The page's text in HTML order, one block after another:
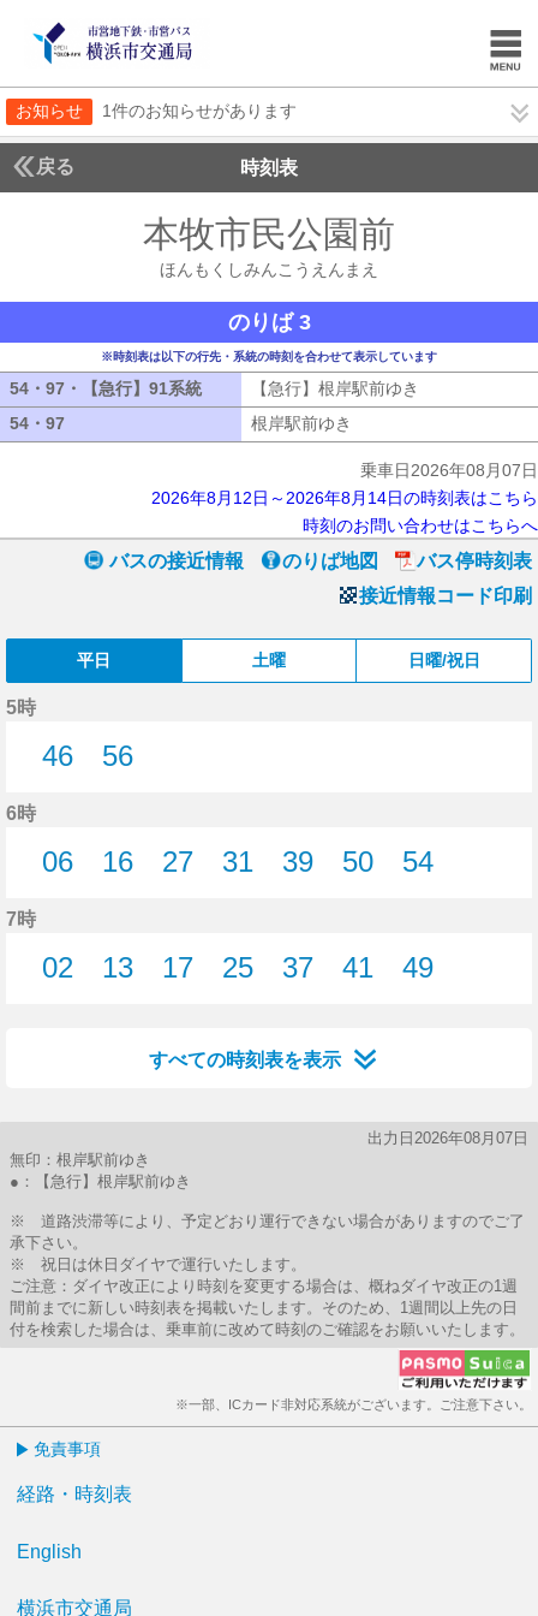
お知らせ 1件のお知らせがあります
戻る 時刻表
本牧市民公園前
ほんもくしみんこうえんまえ
のりば 3
※時刻表は以下の行先・系統の時刻を合わせて表示しています
54・97・【急行】91系統 54・97・【急行】91系統
【急行】根岸駅前ゆき
54・97
根岸駅前ゆき
乗車日2026年08月07日
2026年8月12日～2026年8月14日の時刻表はこちら
時刻のお問い合わせはこちらへ
バスの接近情報 のりば地図
バス停時刻表
接近情報コード印刷
平日 土曜 日曜/祝日
5時
46
56
6時
06
16
27
31
39
50
54
7時
02
13
17
25
37
41
49
すべての時刻表を表示
出力日2026年08月07日
無印：根岸駅前ゆき
●：【急行】根岸駅前ゆき
※ 道路渋滞等により、予定どおり運行できない場合がありますのでご了
承下さい。
※ 祝日は休日ダイヤで運行いたします。
ご注意：ダイヤ改正により時刻を変更する場合は、概ねダイヤ改正の1週
間前までに新しい時刻表を掲載いたします。そのため、1週間以上先の日
付を検索した場合は、乗車前に改めて時刻のご確認をお願いいたします。
※一部、ICカード非対応系統がございます。ご注意下さい。
免責事項
経路・時刻表
English
横浜市交通局